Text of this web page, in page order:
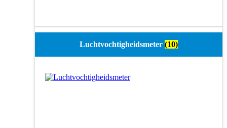
Luchtvochtigheidsmeter (10)